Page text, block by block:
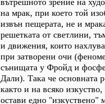
на мрак, при което той
извън пещерата, не и
решетката от светлини,
и движения, които
при затворени очи
сънищата у Фройд и
Дали). Така че основната
както и на всяко
остави едно "изкуствено"